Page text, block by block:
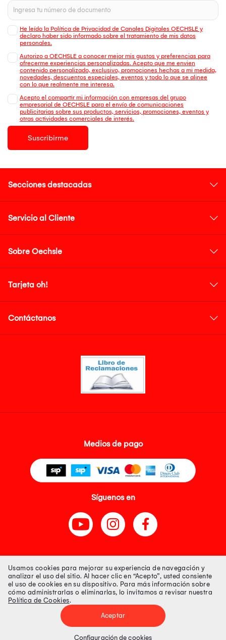
He leído la Política de Privacidad de Canales Digitales OECHSLE y
declaro haber sido informado sobre el tratamiento de mis datos
personales.
Autorizo a OECHSLE a conocer mejor mis gustos y preferencias para
ofrecerme experiencias personalizadas. Acepto que me envien
contenido personalizado, exclusivo, promociones hechas a mi medida,
novedades, descuentos especiales, eventos y todo lo que se alinee
con lo que realmente me interesa.
Acepto el compartir mi información con empresas del grupo
empresarial de OECHSLE para el envío de comunicaciones
publicitarias sobre sus productos, servicios, promociones, eventos y
otras actividades comerciales de interés.
Suscribirme
Secciones destacadas
Servicio al Cliente
Sobre Oechsle
Tarjeta oh!
Contáctanos
Medios de pago
Síguenos en
Tienda 100% Segura
Tiendas Peruanas S.A. R.U.C. Nº 20493020618. Todos los derechos
reservados. Av. Aviación 2405 Piso 3, San Borja
Precios disponibles solo en www.oechsle.pe. Precios online publicados
pueden incluir descuento adicional. Precios sujetos a variaciones sin
previo aviso. Productos sujetos a disponibilidad de stock
El Oficial de Protección de Datos Personales de Tiendas Peruanas S.A.
Zegarra identificado con D.N.I. N° 45218133, cuyo correo corporativo de
Usamos cookies para mejorar su experiencia de navegación y
analizar el uso del sitio. Al hacer clic en “Acepto”, usted consiente
el uso de cookies en su dispositivo. Para más información sobre
cómo administrarlas o eliminarlas, lo invitamos a revisar nuestra
Política de Cookies.
Aceptar
Configuración de cookies